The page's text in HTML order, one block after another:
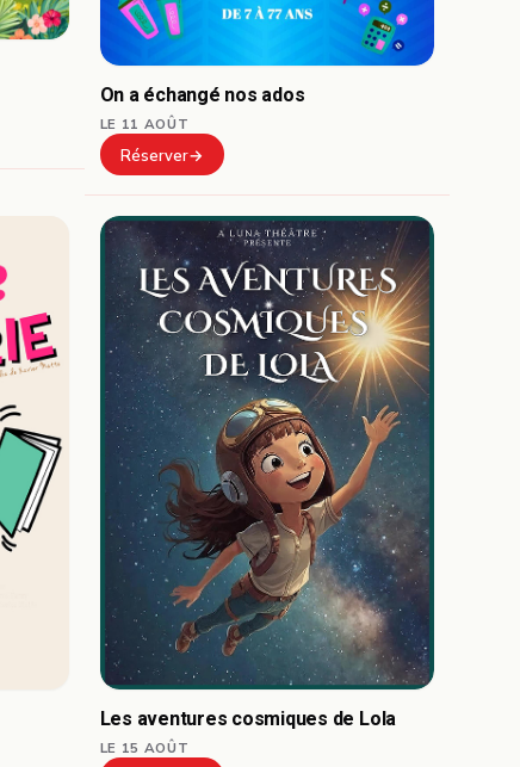
On a échangé nos ados
LE 11 AOÛT
Réserver
Les aventures cosmiques de Lola
LE 15 AOÛT